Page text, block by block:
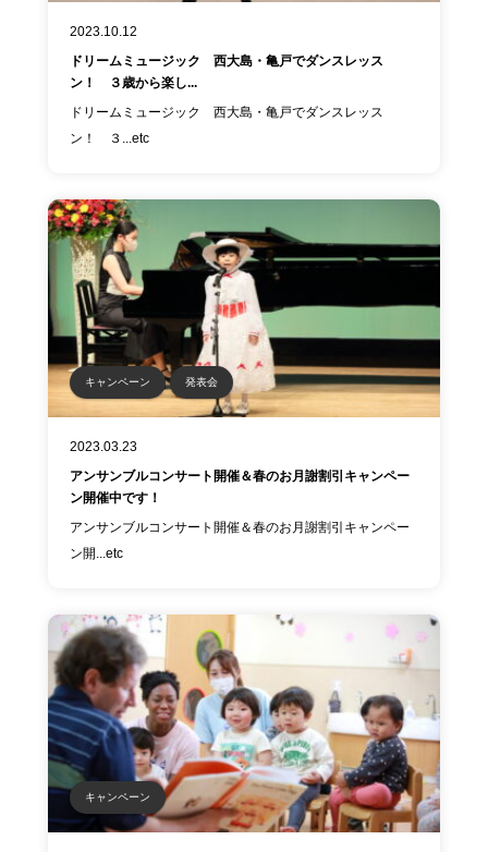
2023.10.12
ドリームミュージック 西大島・亀戸でダンスレッス
ン！ ３歳から楽し...
ドリームミュージック 西大島・亀戸でダンスレッス
ン！ ３...etc
キャンペーン 発表会
2023.03.23
アンサンブルコンサート開催＆春のお月謝割引キャンペー
ン開催中です！
アンサンブルコンサート開催＆春のお月謝割引キャンペー
ン開...etc
キャンペーン